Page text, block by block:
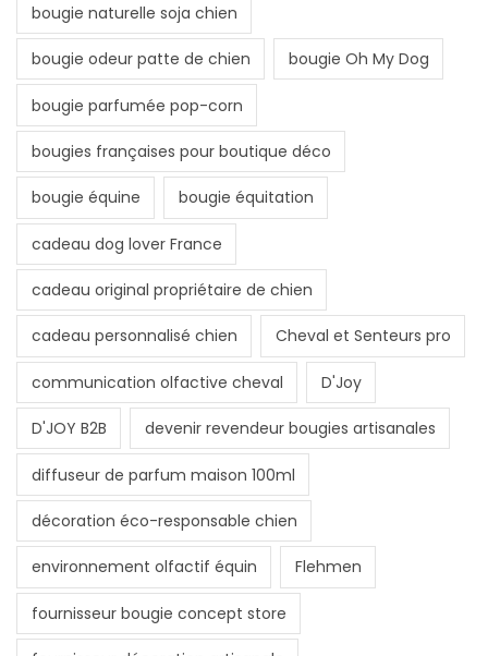
bougie naturelle soja chien
bougie odeur patte de chien bougie Oh My Dog
bougie parfumée pop-corn
bougies françaises pour boutique déco
bougie équine bougie équitation
cadeau dog lover France
cadeau original propriétaire de chien
cadeau personnalisé chien Cheval et Senteurs pro
communication olfactive cheval D'Joy
D'JOY B2B devenir revendeur bougies artisanales
diffuseur de parfum maison 100ml
décoration éco-responsable chien
environnement olfactif équin Flehmen
fournisseur bougie concept store